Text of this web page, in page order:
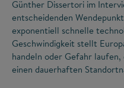
Günther Dissertori im
entscheidenden
exponentiell schnelle
Geschwindigkeit stellt
handeln oder Gefahr
einen dauerhaften